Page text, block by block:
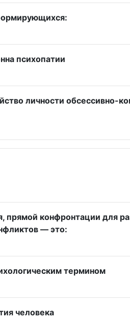
психопатии
личности обсессивно-
прямой конфронтации для
— это:
термином
человека